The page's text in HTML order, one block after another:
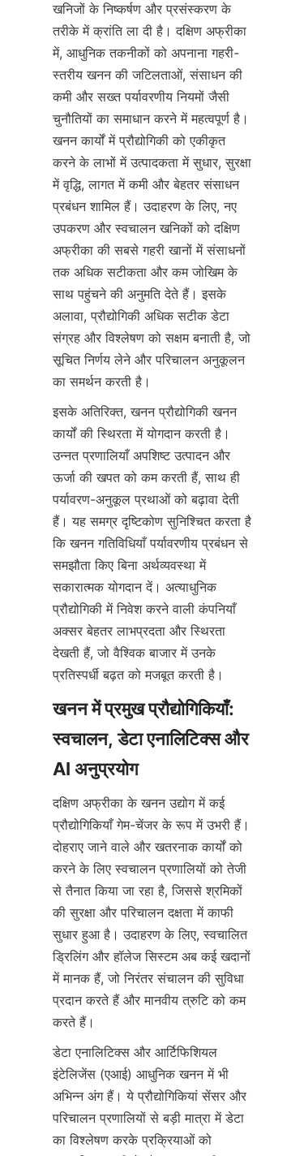
खनिजों के निष्कर्षण और प्रसंस्करण के
तरीके में क्रांति ला दी है। दक्षिण अफ्रीका
में, आधुनिक तकनीकों को अपनाना गहरी-
स्तरीय खनन की जटिलताओं, संसाधन की
कमी और सख्त पर्यावरणीय नियमों जैसी
चुनौतियों का समाधान करने में महत्वपूर्ण है।
खनन कार्यों में प्रौद्योगिकी को एकीकृत
करने के लाभों में उत्पादकता में सुधार, सुरक्षा
में वृद्धि, लागत में कमी और बेहतर संसाधन
प्रबंधन शामिल हैं। उदाहरण के लिए, नए
उपकरण और स्वचालन खनिकों को दक्षिण
अफ्रीका की सबसे गहरी खानों में संसाधनों
तक अधिक सटीकता और कम जोखिम के
साथ पहुंचने की अनुमति देते हैं। इसके
अलावा, प्रौद्योगिकी अधिक सटीक डेटा
संग्रह और विश्लेषण को सक्षम बनाती है, जो
सूचित निर्णय लेने और परिचालन अनुकूलन
का समर्थन करती है।
इसके अतिरिक्त, खनन प्रौद्योगिकी खनन
कार्यों की स्थिरता में योगदान करती है।
उन्नत प्रणालियाँ अपशिष्ट उत्पादन और
ऊर्जा की खपत को कम करती हैं, साथ ही
पर्यावरण-अनुकूल प्रथाओं को बढ़ावा देती
हैं। यह समग्र दृष्टिकोण सुनिश्चित करता है
कि खनन गतिविधियाँ पर्यावरणीय प्रबंधन से
समझौता किए बिना अर्थव्यवस्था में
सकारात्मक योगदान दें। अत्याधुनिक
प्रौद्योगिकी में निवेश करने वाली कंपनियाँ
अक्सर बेहतर लाभप्रदता और स्थिरता
देखती हैं, जो वैश्विक बाजार में उनके
खनन में प्रमुख प्रौद्योगिकियाँ:
स्वचालन, डेटा एनालिटिक्स और
दक्षिण अफ्रीका के खनन उद्योग में कई
प्रौद्योगिकियाँ गेम-चेंजर के रूप में उभरी हैं।
दोहराए जाने वाले और खतरनाक कार्यों को
करने के लिए स्वचालन प्रणालियों को तेजी
से तैनात किया जा रहा है, जिससे श्रमिकों
की सुरक्षा और परिचालन दक्षता में काफी
सुधार हुआ है। उदाहरण के लिए, स्वचालित
ड्रिलिंग और हॉलेज सिस्टम अब कई खदानों
में मानक हैं, जो निरंतर संचालन की सुविधा
प्रदान करते हैं और मानवीय त्रुटि को कम
डेटा एनालिटिक्स और आर्टिफिशियल
इंटेलिजेंस (एआई) आधुनिक खनन में भी
अभिन्न अंग हैं। ये प्रौद्योगिकियां सेंसर और
परिचालन प्रणालियों से बड़ी मात्रा में डेटा
का विश्लेषण करके प्रक्रियाओं को